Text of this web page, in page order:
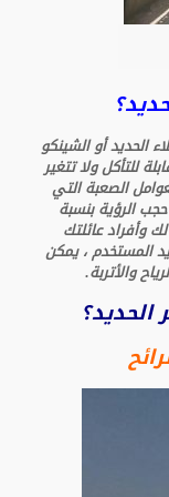
الحديد أو الشينكو
للتأكل ولا تتغير
الصعبة التي
الرؤية بنسبة
وأفراد عائلتك
المستخدم ، يمكن
والأتربة.